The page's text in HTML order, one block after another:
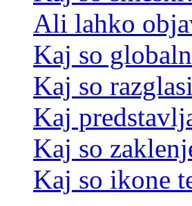
Ali lahko
Kaj so
Kaj so
Kaj
Kaj so
Kaj so ikone